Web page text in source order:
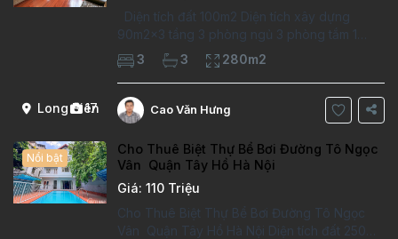
Long Biên
17
Diện tích đất 100m2 Diện tích xây dựng
90m2x3 tầng 3 phòng ngủ 3 phòng tắm 1
phòng làm việc Vị trí ý tưởng 10 phút đi bộ tới
trường việt pháp Ngôi nhà được thiết kế theo
kiểu phát cổ,trong khu dân
3 3 280m2
Cao Văn Hưng
Nổi bật
Cho Thuê Biệt Thự Bể Bơi Đường Tô Ngọc
Vân Quận Tây Hồ Hà Nội
Giá: 110 Triệu
Cho Thuê Biệt Thự Bể Bơi Đường Tô Ngọc
Vân Quận Tây Hồ Hà Nội Diện tích đất 250m2